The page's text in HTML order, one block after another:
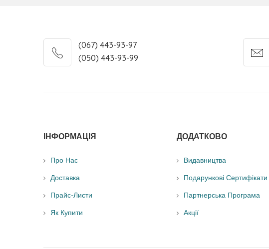
(067) 443-93-97
(050) 443-93-99
ІНФОРМАЦІЯ
Про Нас
Доставка
Прайс-Листи
Як Купити
ДОДАТКОВО
Видавництва
Подарункові Сертифікати
Партнерська Програма
Акції